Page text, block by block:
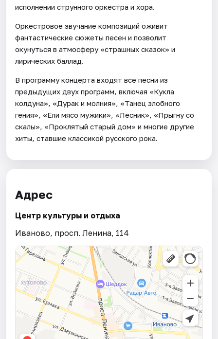
исполнении струнного оркестра и хора.
Оркестровое звучание композиций оживит
фантастические сюжеты песен и позволит
окунуться в атмосферу «страшных сказок» и
лирических баллад.
В программу концерта входят все песни из
предыдущих двух программ, включая «Кукла
колдуна», «Дурак и молния», «Танец злобного
гения», «Ели мясо мужики», «Лесник», «Прыгну со
скалы», «Проклятый старый дом» и многие другие
хиты, ставшие классикой русского рока.
Адрес
Центр культуры и отдыха
Иваново, просп. Ленина, 114